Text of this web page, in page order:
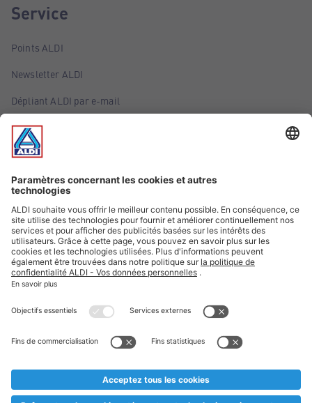
Service
Points ALDI
Newsletter ALDI
Dépliant ALDI par e-mail
Offres
Infos essentielles
Suivez ALDI Belgique
Textes marqués d'un astérisque et mentions légales
* Nous vendons ces articles temporairement et jusqu'à
au cas où, malgré le planning bien étudié, nous serions
prématurément en rupture de stock. Prix Recupel et TVA incl.
** Sur ce site, l’utilisation de la forme masculine a été adoptée